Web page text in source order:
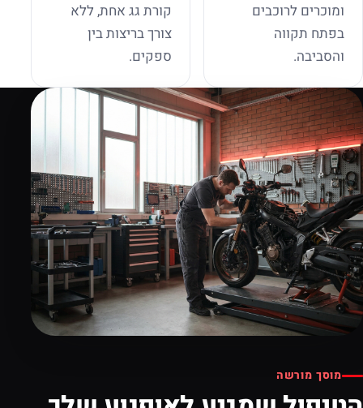
ומוכרים לרוכבים
בפתח תקווה
והסביבה.
קורת גג אחת, ללא
צורך בריצות בין
ספקים.
מוסך מורשה